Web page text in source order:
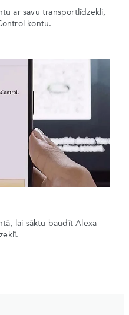
ar savu transportlīdzekli,
kontu.
lai sāktu baudīt Alexa